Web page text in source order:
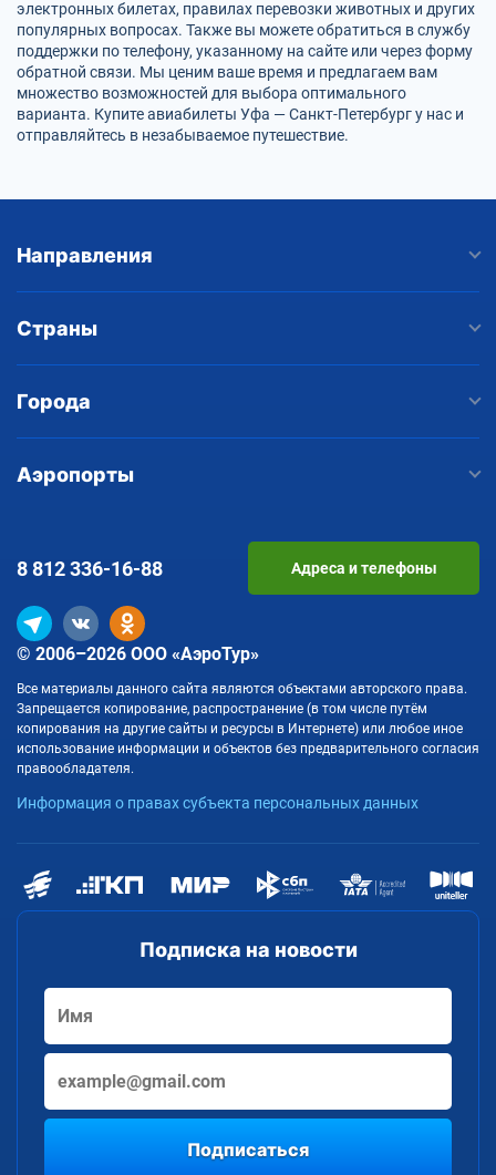
электронных билетах, правилах перевозки животных и других
популярных вопросах. Также вы можете обратиться в службу
поддержки по телефону, указанному на сайте или через форму
обратной связи. Мы ценим ваше время и предлагаем вам
множество возможностей для выбора оптимального
варианта. Купите авиабилеты Уфа — Санкт-Петербург у нас и
отправляйтесь в незабываемое путешествие.
Направления
Страны
Города
Аэропорты
Подписка на новости
Подписаться
© 2006–2026 ООО «АэроТур»
Все материалы данного сайта являются объектами авторского права.
Запрещается копирование, распространение (в том числе путём
копирования на другие сайты и ресурсы в Интернете) или любое иное
использование информации и объектов без предварительного согласия
правообладателя.
Информация о правах субъекта персональных данных
8 812336-16-88 Адреса и телефоны